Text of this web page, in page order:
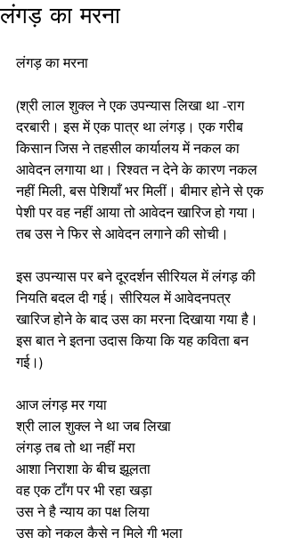
लंगड़ का मरना
लंगड़ का मरना
(श्री लाल शुक्ल ने एक उपन्यास लिखा था -राग
दरबारी। इस में एक पात्र था लंगड़। एक गरीब
किसान जिस ने तहसील कार्यालय में नकल का
आवेदन लगाया था। रिश्वत न देने के कारण नकल
नहीं मिली, बस पेशियाँ भर मिलीं। बीमार होने से एक
पेशी पर वह नहीं आया तो आवेदन खारिज हो गया।
तब उस ने फिर से आवेदन लगाने की सोची।
इस उपन्यास पर बने दूरदर्शन सीरियल में लंगड़ की
नियति बदल दी गई। सीरियल में आवेदनपत्र
खारिज होने के बाद उस का मरना दिखाया गया है।
इस बात ने इतना उदास किया कि यह कविता बन
गई।)
आज लंगड़ मर गया
श्री लाल शुक्ल ने था जब लिखा
लंगड़ तब तो था नहीं मरा
आशा निराशा के बीच झूलता
वह एक टाँग पर भी रहा खड़ा
उस ने है न्याय का पक्ष लिया
उस को नकल कैसे न मिले गी भला